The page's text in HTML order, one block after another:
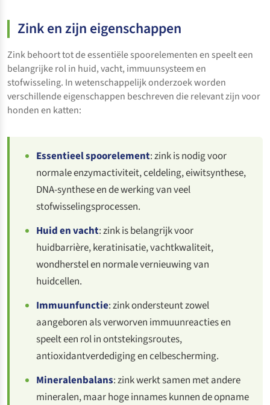
Zink en zijn eigenschappen
Zink behoort tot de essentiële spoorelementen en speelt een
belangrijke rol in huid, vacht, immuunsysteem en
stofwisseling. In wetenschappelijk onderzoek worden
verschillende eigenschappen beschreven die relevant zijn voor
honden en katten:
Essentieel spoorelement: zink is nodig voor
normale enzymactiviteit, celdeling, eiwitsynthese,
DNA-synthese en de werking van veel
stofwisselingsprocessen.
Huid en vacht: zink is belangrijk voor
huidbarrière, keratinisatie, vachtkwaliteit,
wondherstel en normale vernieuwing van
huidcellen.
Immuunfunctie: zink ondersteunt zowel
aangeboren als verworven immuunreacties en
speelt een rol in ontstekingsroutes,
antioxidantverdediging en celbescherming.
Mineralenbalans: zink werkt samen met andere
mineralen, maar hoge innames kunnen de opname